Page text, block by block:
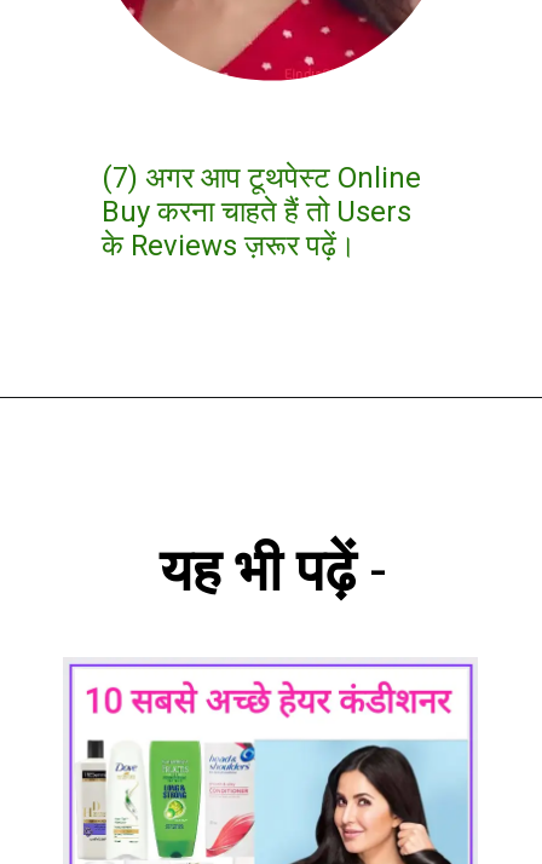
(7) अगर आप टूथपेस्ट Online
Buy करना चाहते हैं तो Users
के Reviews ज़रूर पढ़ें।
यह भी पढ़ें-